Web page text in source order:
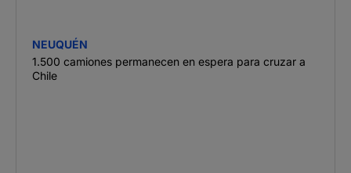
NEUQUÉN
1.500 camiones permanecen en espera para cruzar a
Chile